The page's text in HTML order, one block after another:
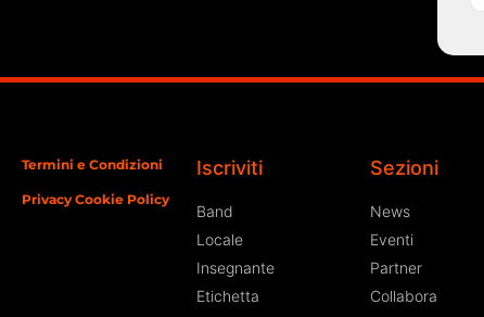
Termini e Condizioni
Privacy Cookie Policy
Iscriviti
Band
Locale
Insegnante
Etichetta
Sezioni
News
Eventi
Partner
Collabora